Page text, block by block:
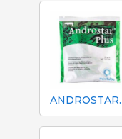
ANDROSTAR